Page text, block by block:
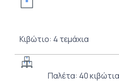
Κιβώτιο: 4 τεμάχια
Παλέτα: 40 κιβώτια